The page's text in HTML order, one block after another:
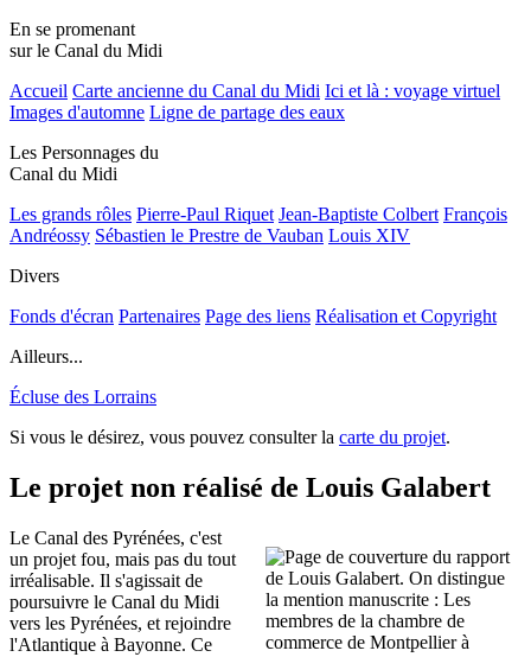
En se promenant
sur le Canal du Midi
Accueil Carte ancienne du Canal du Midi Ici et là : voyage virtuel
Images d'automne Ligne de partage des eaux
Les Personnages du
Canal du Midi
Les grands rôles Pierre-Paul Riquet Jean-Baptiste Colbert François
Andréossy Sébastien le Prestre de Vauban Louis XIV
Divers
Fonds d'écran Partenaires Page des liens Réalisation et Copyright
Ailleurs...
Écluse des Lorrains
Si vous le désirez, vous pouvez consulter la carte du projet.
Le projet non réalisé de Louis Galabert
Le Canal des Pyrénées, c'est
un projet fou, mais pas du tout
irréalisable. Il s'agissait de
poursuivre le Canal du Midi
vers les Pyrénées, et rejoindre
l'Atlantique à Bayonne. Ce